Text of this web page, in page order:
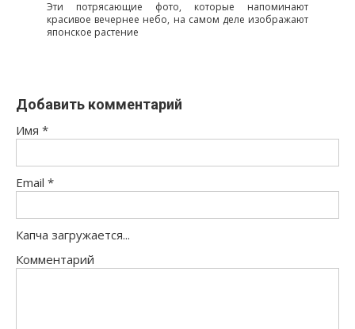
Эти потрясающие фото, которые напоминают
красивое вечернее небо, на самом деле изображают
японское растение
Добавить комментарий
Имя *
Email *
Капча загружается...
Комментарий